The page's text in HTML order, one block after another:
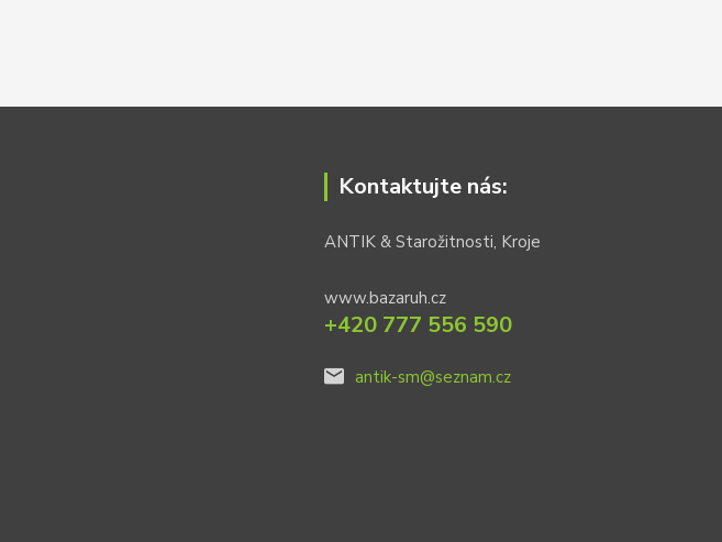
Kontaktujte nás:
ANTIK & Starožitnosti, Kroje
www.bazaruh.cz
+420 777 556 590
antik-sm@seznam.cz